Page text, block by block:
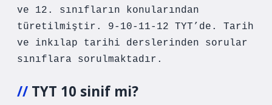
ve 12. sınıfların konularından
türetilmiştir. 9-10-11-12 TYT’de. Tarih
ve inkılap tarihi derslerinden sorular
sınıflara sorulmaktadır.
TYT 10 sinif mi?